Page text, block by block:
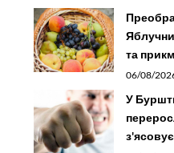
та
06/08/
У